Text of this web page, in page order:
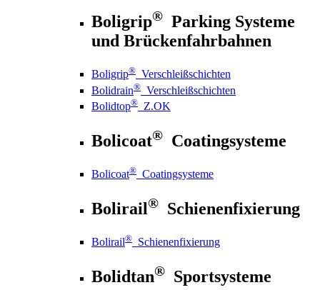
Boligrip® Parking Systeme
und Brückenfahrbahnen
Boligrip® Verschleißschichten
Bolidrain® Verschleißschichten
Bolidtop® Z.OK
Bolicoat® Coatingsysteme
Bolicoat® Coatingsysteme
Bolirail® Schienenfixierung
Bolirail® Schienenfixierung
Bolidtan® Sportsysteme